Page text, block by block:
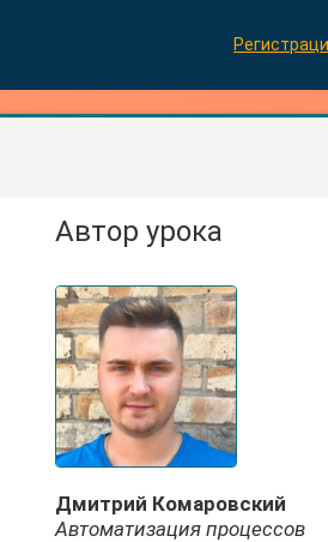
Автор урока
Дмитрий Комаровский
Автоматизация процессов